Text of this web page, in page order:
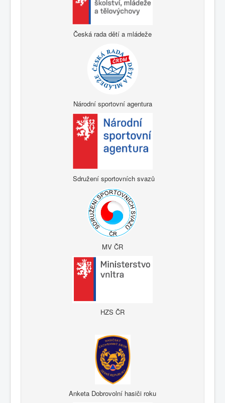
Česká rada dětí a mládeže
Národní sportovní agentura
Sdružení sportovních svazů
MV ČR
HZS ČR
Anketa Dobrovolní hasiči roku